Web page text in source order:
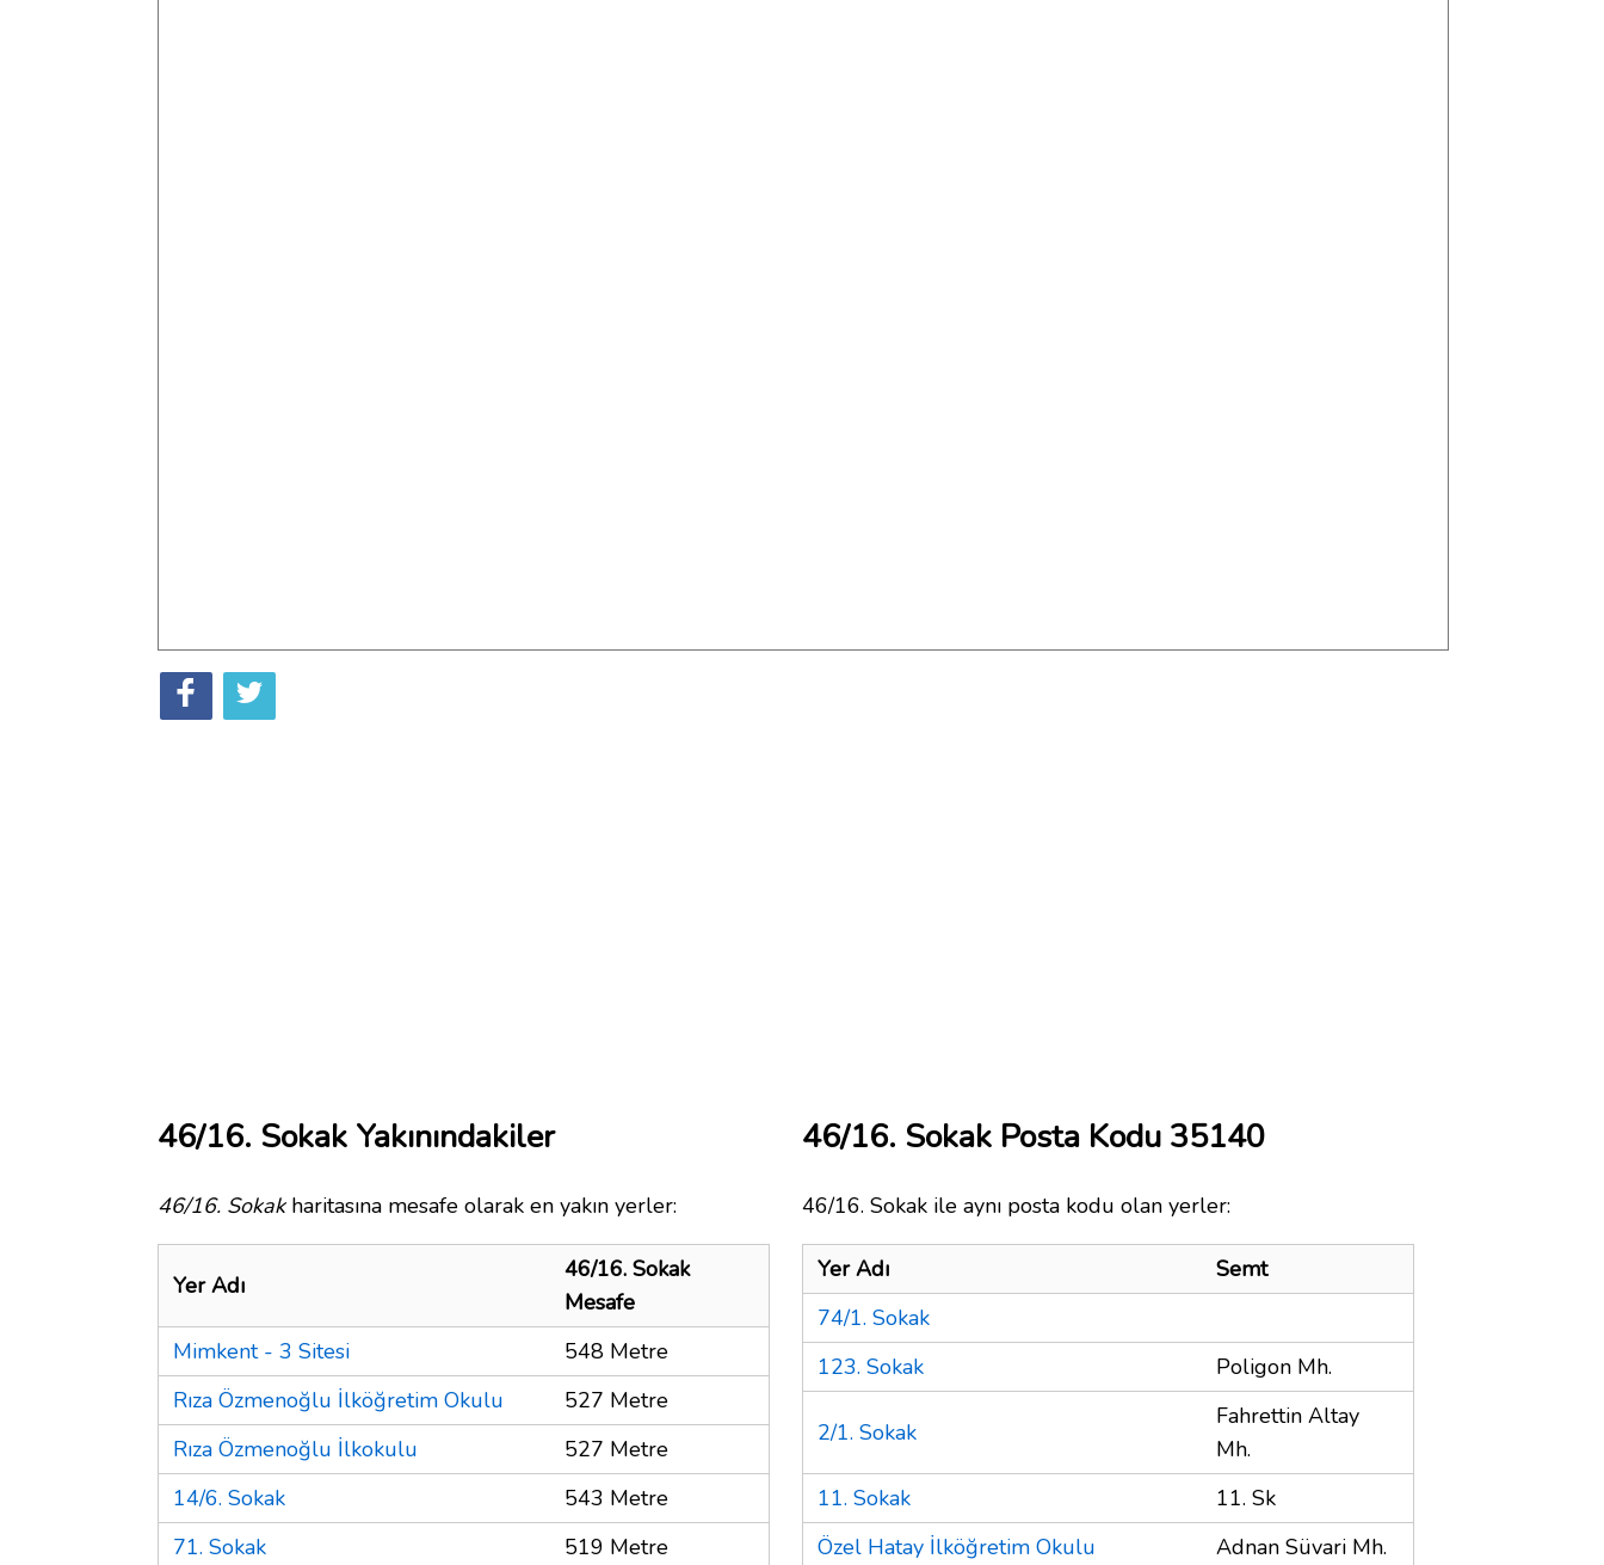
46/16. Sokak Yakınındakiler
46/16. Sokakharitasına mesafe olarak en yakın yerler:
Yer Adı
46/16. Sokak
Mesafe
Mimkent - 3 Sitesi
548 Metre
Rıza Özmenoğlu İlköğretim Okulu
527 Metre
Rıza Özmenoğlu İlkokulu
527 Metre
14/6. Sokak
543 Metre
71. Sokak
519 Metre
46/16. Sokak Posta Kodu 35140
46/16. Sokak ile aynı posta kodu olan yerler:
Yer Adı
Semt
74/1. Sokak
123. Sokak
Poligon Mh.
2/1. Sokak
Fahrettin Altay
Mh.
11. Sokak
11. Sk
Özel Hatay İlköğretim Okulu
Adnan Süvari Mh.